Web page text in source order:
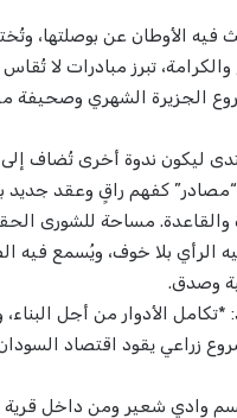
الأوطان عن بوصلتها،
تبرز مبادرات لا
الجزيرة الشهري وصحيفة
ليكون ندوة أخرى تُضاف إلى
كفهم راقٍ وعقد جديد
والقاعدة. مساحة للشورى
الرأي بلا خوف، ويُسمع فيه
وصدق.
الأدوار من أجل البناء،
زراعي يقود اقتصاد
وادي شعير ومن داخل قرية